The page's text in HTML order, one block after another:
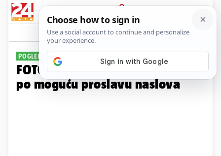
PRIJAVA
Galerija Komentari
POGLEDAJTE GALERIJU
FOTO Riječka invazija na Split i
po moguću proslavu naslova